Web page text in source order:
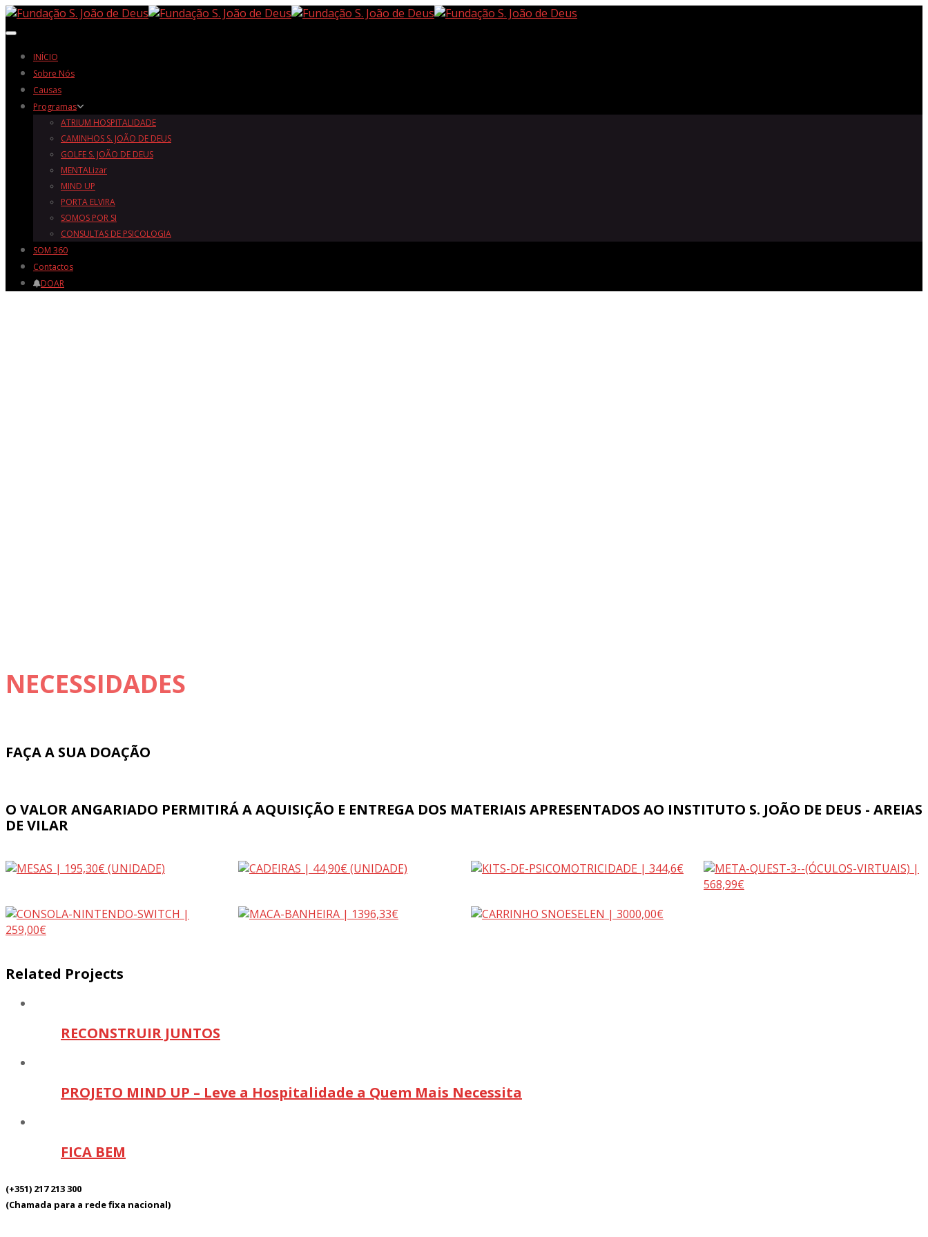
Toggle navigation
INÍCIO
Sobre Nós
Causas
Programas
ATRIUM HOSPITALIDADE
CAMINHOS S. JOÃO DE DEUS
GOLFE S. JOÃO DE DEUS
MENTALizar
MIND UP
PORTA ELVIRA
SOMOS POR SI
CONSULTAS DE PSICOLOGIA
SOM 360
Contactos
DOAR
NECESSIDADES
FAÇA A SUA DOAÇÃO
O VALOR ANGARIADO PERMITIRÁ A AQUISIÇÃO E ENTREGA DOS MATERIAIS APRESENTADOS AO INSTITUTO S. JOÃO DE DEUS - AREIAS
DE VILAR
Related Projects
RECONSTRUIR JUNTOS
PROJETO MIND UP – Leve a Hospitalidade a Quem Mais Necessita
FICA BEM
(+351) 217 213 300
(Chamada para a rede fixa nacional)